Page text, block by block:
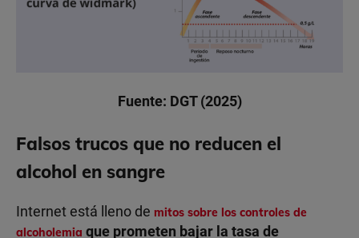
Fuente: DGT (2025)
Falsos trucos que no reducen el
alcohol en sangre
Internet está lleno de mitos sobre los controles de
alcoholemia que prometen bajar la tasa de